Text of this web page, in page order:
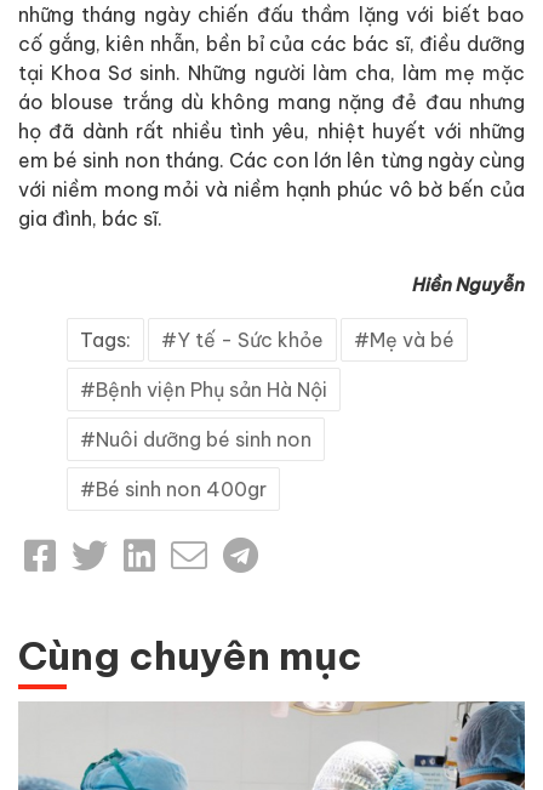
những tháng ngày chiến đấu thầm lặng với biết bao
cố gắng, kiên nhẫn, bền bỉ của các bác sĩ, điều dưỡng
tại Khoa Sơ sinh. Những người làm cha, làm mẹ mặc
áo blouse trắng dù không mang nặng đẻ đau nhưng
họ đã dành rất nhiều tình yêu, nhiệt huyết với những
em bé sinh non tháng. Các con lớn lên từng ngày cùng
với niềm mong mỏi và niềm hạnh phúc vô bờ bến của
gia đình, bác sĩ.
Hiền Nguyễn
Tags: Y tế - Sức khỏe Mẹ và bé
Bệnh viện Phụ sản Hà Nội
Nuôi dưỡng bé sinh non
Bé sinh non 400gr
Cùng chuyên mục